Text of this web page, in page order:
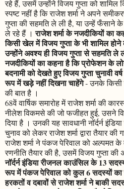
रहे हैं, उसमें उन्होंने विजय गुप्ता को
स्पष्ट नहीं है कि राजेश शर्मा ने अपने
गुप्ता की सहमति ले ली है, या उन्हें फँसाने
ले रहे हैं ।राजेश शर्मा के नजदीकियों का
किसी खेल में विजय गुप्ता के भी शामिल
उन्होंने अवश्य ही विजय गुप्ता से सहमति ले
नजदीकियों का कहना है कि प्रोफेशन के
बदनामी को देखते हुए विजय गुप्ता चुनावी
रूप में खड़े नहीं दिखना चाहेंगे- उनके किसी
की बात है ।
68वें वार्षिक समारोह में राजेश शर्मा की
नीलेश विकमसे की जो फजीहत हुई, उसने
दिया है । उनकी यह सावधानी नॉर्दर्न
चुनाव को लेकर राजेश शर्मा द्वारा तैयार की
राजेश शर्मा ने पंकज पेरिवाल को अल्पमत
रणनीति तैयार की है, उसमें विजय गुप्ता
नॉर्दर्न इंडिया रीजनल काउंसिल के 13
रूप में पंकज पेरिवाल को कुल 6 सदस्यों का
हरकतों व दबावों से राजेश शर्मा ने बाकी